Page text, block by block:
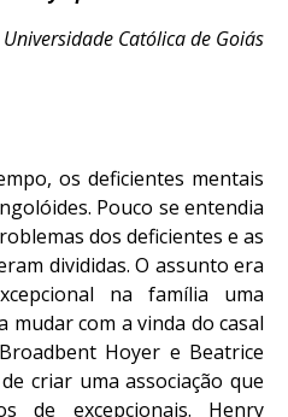
Universidade Católica de Goiás
os deficientes mentais
Pouco se entendia
dos deficientes e as
divididas. O assunto era
na família uma
mudar com a vinda do casal
Hoyer e Beatrice
criar uma associação que
de excepcionais. Henry